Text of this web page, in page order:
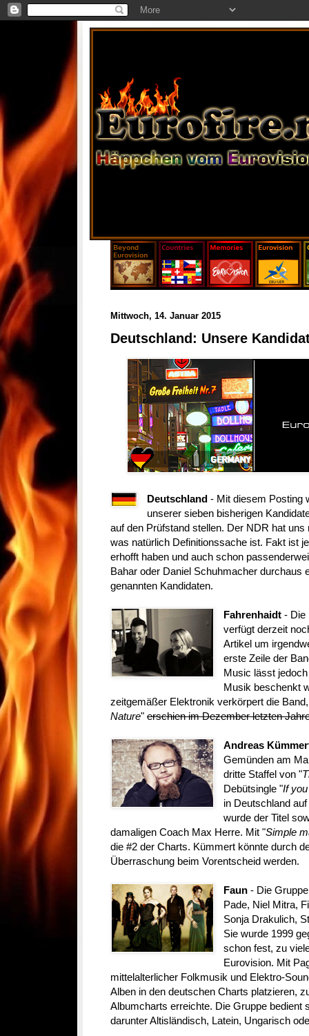
Mittwoch, 14. Januar 2015
Deutschland: Unsere
Deutschland - Mit diesem Posting
unserer sieben bisherigen
auf den Prüfstand stellen. Der NDR hat
was natürlich Definitionssache ist. Fakt ist
erhofft haben und auch schon
Bahar oder Daniel Schuhmacher durchaus
genannten Kandidaten.
Fahrenhaidt - Die
verfügt derzeit
Artikel um
erste Zeile der
Music lässt
Musik beschenkt
zeitgemäßer Elektronik verkörpert die
Nature" erschien im Dezember letzten
Andreas
Gemünden am
dritte Staffel von "
Debütsingle "If
in Deutschland
wurde der Titel
damaligen Coach Max Herre. Mit "Simple
die #2 der Charts. Kümmert könnte durch
Überraschung beim Vorentscheid werden.
Faun - Die
Pade, Niel Mitra,
Sonja Drakulich,
Sie wurde 1999
schon fest, zu
Eurovision. Mit
mittelalterlicher Folkmusik und Elektro-
Alben in den deutschen Charts platzieren,
Albumcharts erreichte. Die Gruppe bedient
darunter Altisländisch, Latein, Ungarisch